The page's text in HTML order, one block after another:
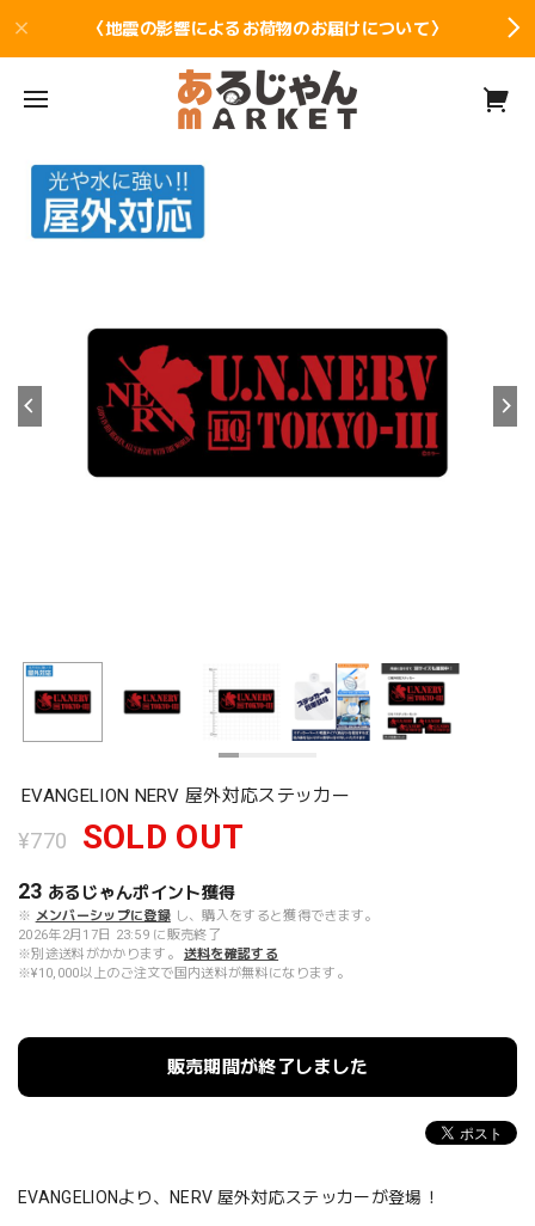
〈地震の影響によるお荷物のお届けについて〉
EVANGELION NERV 屋外対応ステッカー
¥770 SOLD OUT
23 あるじゃんポイント獲得
※ メンバーシップに登録 し、購入をすると獲得できます。
2026年2月17日 23:59 に販売終了
※別途送料がかかります。
送料を確認する
※¥10,000以上のご注文で国内送料が無料になります。
販売期間が終了しました
EVANGELIONより、NERV 屋外対応ステッカーが登場！